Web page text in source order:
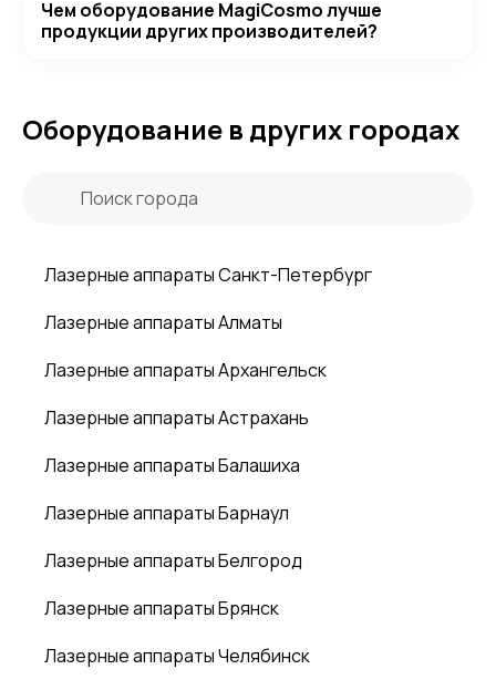
Чем оборудование MagiCosmo лучше
продукции других производителей?
Оборудование в других городах
Лазерные аппараты Санкт-Петербург
Лазерные аппараты Алматы
Лазерные аппараты Архангельск
Лазерные аппараты Астрахань
Лазерные аппараты Балашиха
Лазерные аппараты Барнаул
Лазерные аппараты Белгород
Лазерные аппараты Брянск
Лазерные аппараты Челябинск